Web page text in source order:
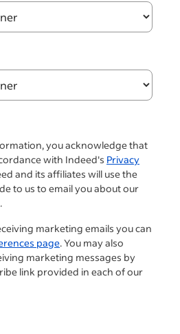
you acknowledge that
with Indeed's Privacy
and its affiliates will use the
to us to email you about our
marketing emails you can
page. You may also
marketing messages by
link provided in each of our